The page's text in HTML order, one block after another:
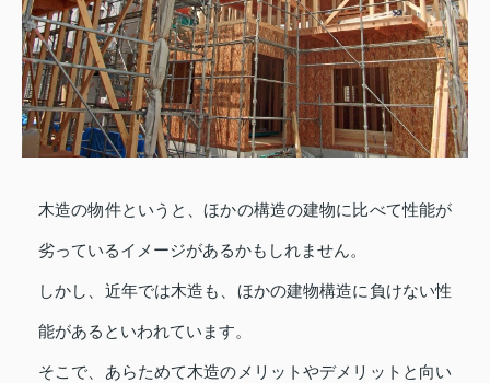
木造の物件というと、ほかの構造の建物に比べて性能が
劣っているイメージがあるかもしれません。
しかし、近年では木造も、ほかの建物構造に負けない性
能があるといわれています。
そこで、あらためて木造のメリットやデメリットと向い